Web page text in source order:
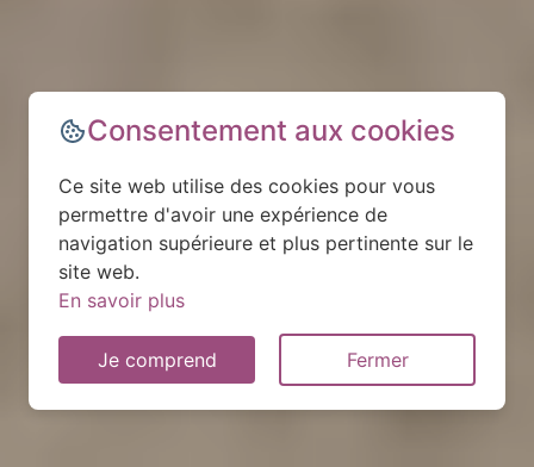
Consentement aux cookies
Ce site web utilise des cookies pour vous
permettre d'avoir une expérience de
navigation supérieure et plus pertinente sur le
site web.
En savoir plus
Je comprend Fermer